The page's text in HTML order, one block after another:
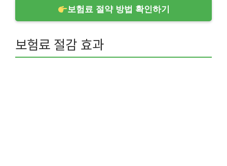
보험료 절약 방법 확인하기
보험료 절감 효과